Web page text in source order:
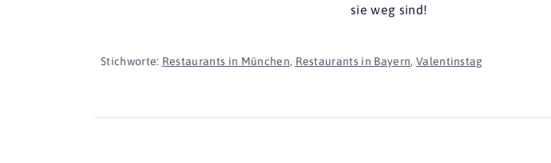
sie weg sind!
Stichworte: Restaurants in München, Restaurants in Bayern, Valentinstag